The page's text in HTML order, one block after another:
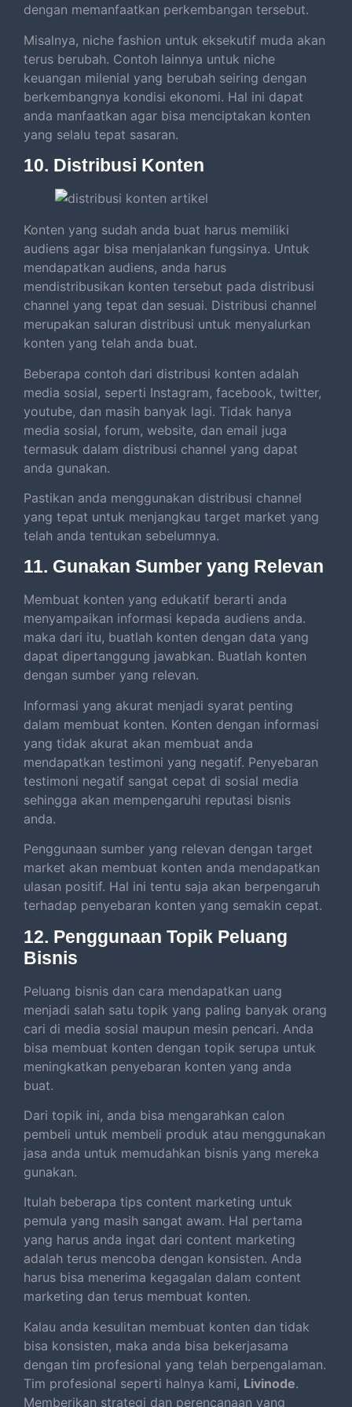
dengan memanfaatkan perkembangan tersebut.
Misalnya, niche fashion untuk eksekutif muda akan
terus berubah. Contoh lainnya untuk niche
keuangan milenial yang berubah seiring dengan
berkembangnya kondisi ekonomi. Hal ini dapat
anda manfaatkan agar bisa menciptakan konten
yang selalu tepat sasaran.
10. Distribusi Konten
Konten yang sudah anda buat harus memiliki
audiens agar bisa menjalankan fungsinya. Untuk
mendapatkan audiens, anda harus
mendistribusikan konten tersebut pada distribusi
channel yang tepat dan sesuai. Distribusi channel
merupakan saluran distribusi untuk menyalurkan
konten yang telah anda buat.
Beberapa contoh dari distribusi konten adalah
media sosial, seperti Instagram, facebook, twitter,
youtube, dan masih banyak lagi. Tidak hanya
media sosial, forum, website, dan email juga
termasuk dalam distribusi channel yang dapat
anda gunakan.
Pastikan anda menggunakan distribusi channel
yang tepat untuk menjangkau target market yang
telah anda tentukan sebelumnya.
11. Gunakan Sumber yang Relevan
Membuat konten yang edukatif berarti anda
menyampaikan informasi kepada audiens anda.
maka dari itu, buatlah konten dengan data yang
dapat dipertanggung jawabkan. Buatlah konten
dengan sumber yang relevan.
Informasi yang akurat menjadi syarat penting
dalam membuat konten. Konten dengan informasi
yang tidak akurat akan membuat anda
mendapatkan testimoni yang negatif. Penyebaran
testimoni negatif sangat cepat di sosial media
sehingga akan mempengaruhi reputasi bisnis
anda.
Penggunaan sumber yang relevan dengan target
market akan membuat konten anda mendapatkan
ulasan positif. Hal ini tentu saja akan berpengaruh
terhadap penyebaran konten yang semakin cepat.
12. Penggunaan Topik Peluang
Bisnis
Peluang bisnis dan cara mendapatkan uang
menjadi salah satu topik yang paling banyak orang
cari di media sosial maupun mesin pencari. Anda
bisa membuat konten dengan topik serupa untuk
meningkatkan penyebaran konten yang anda
buat.
Dari topik ini, anda bisa mengarahkan calon
pembeli untuk membeli produk atau menggunakan
jasa anda untuk memudahkan bisnis yang mereka
gunakan.
Itulah beberapa tips content marketing untuk
pemula yang masih sangat awam. Hal pertama
yang harus anda ingat dari content marketing
adalah terus mencoba dengan konsisten. Anda
harus bisa menerima kegagalan dalam content
marketing dan terus membuat konten.
Kalau anda kesulitan membuat konten dan tidak
bisa konsisten, maka anda bisa bekerjasama
dengan tim profesional yang telah berpengalaman.
Tim profesional seperti halnya kami, Livinode.
Memberikan strategi dan perencanaan yang